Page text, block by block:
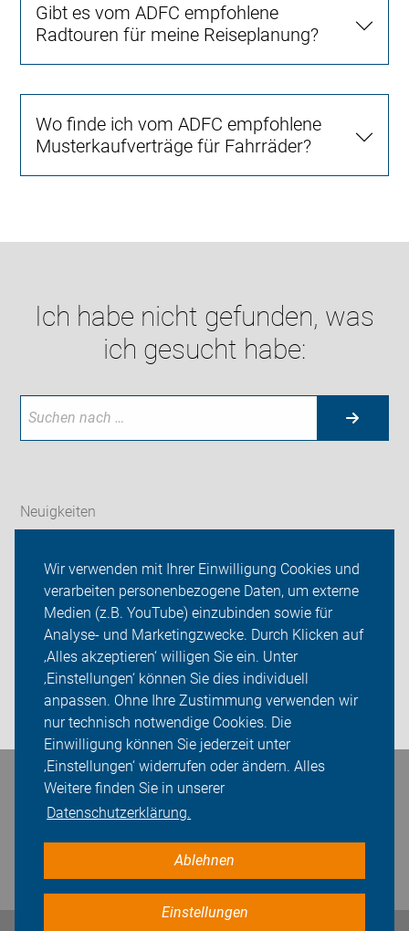
Wir verwenden mit Ihrer Einwilligung Cookies und
verarbeiten personenbezogene Daten, um externe
Medien (z.B. YouTube) einzubinden sowie für
Analyse- und Marketingzwecke. Durch Klicken auf
‚Alles akzeptieren‘ willigen Sie ein. Unter
‚Einstellungen‘ können Sie dies individuell
anpassen. Ohne Ihre Zustimmung verwenden wir
nur technisch notwendige Cookies. Die
Einwilligung können Sie jederzeit unter
‚Einstellungen‘ widerrufen oder ändern. Alles
Weitere finden Sie in unserer
Datenschutzerklärung.
Ablehnen
Einstellungen
Gibt es vom ADFC empfohlene
Radtouren für meine Reiseplanung?
Wo finde ich vom ADFC empfohlene
Musterkaufverträge für Fahrräder?
Ich habe nicht gefunden, was
ich gesucht habe:
Neuigkeiten
Ortsgruppen
Sei dabei
Presse
Login
Bleiben Sie in Kontakt